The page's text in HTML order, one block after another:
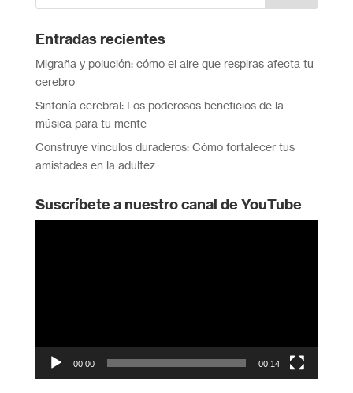
Entradas recientes
Migraña y polución: cómo el aire que respiras afecta tu
cerebro
Sinfonía cerebral: Los poderosos beneficios de la
música para tu mente
Construye vínculos duraderos: Cómo fortalecer tus
amistades en la adultez
Suscríbete a nuestro canal de YouTube
00:00 00:14